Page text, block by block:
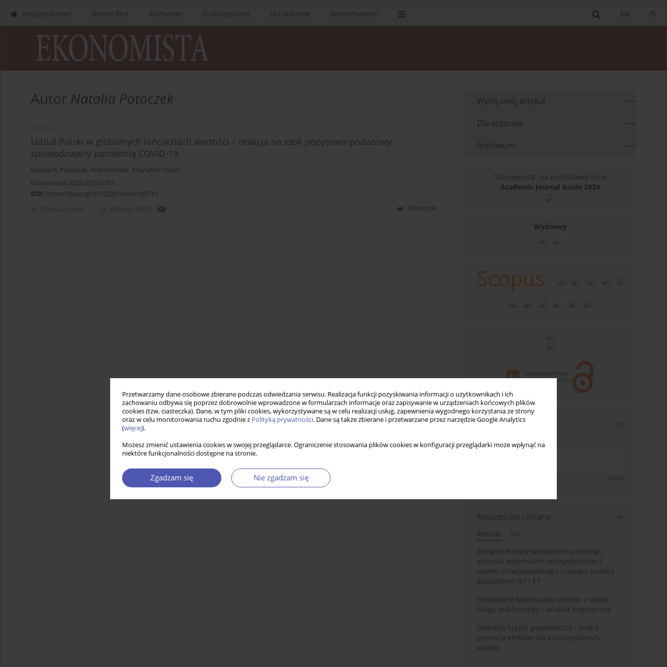
Przetwarzamy dane osobowe zbierane podczas odwiedzania serwisu. Realizacja funkcji pozyskiwania informacji o użytkownikach i ich
zachowaniu odbywa się poprzez dobrowolnie wprowadzone w formularzach informacje oraz zapisywanie w urządzeniach końcowych plików
cookies (tzw. ciasteczka). Dane, w tym pliki cookies, wykorzystywane są w celu realizacji usług, zapewnienia wygodnego korzystania ze strony
oraz w celu monitorowania ruchu zgodnie z Polityką prywatności. Dane są także zbierane i przetwarzane przez narzędzie Google Analytics
(więcej).
Możesz zmienić ustawienia cookies w swojej przeglądarce. Ograniczenie stosowania plików cookies w konfiguracji przeglądarki może wpłynąć na
niektóre funkcjonalności dostępne na stronie.
Zgadzam się Nie zgadzam się
PL
EN
Bieżący numer Online first Archiwum O czasopiśmie Dla autorów Recenzowanie
Autor Natalia Potoczek
Udział Polski w globalnych łańcuchach wartości – reakcja na szok popytowo-podażowy
spowodowany pandemią COVID-19
Natalia R. Potoczek, Ariel Michalik, Krzysztof Tokarz
Ekonomista 2025;(3):332-351
DOI: https://doi.org/10.52335/ekon/195715
Streszczenie Artykuł (PDF) Statystyki
Wyślij swój artykuł
Dla autorów
Archiwum
"Ekonomista" na prestiżowej liście
Academic Journal Guide 2024
Wydawcy
Newsletter
Wpisz swój adres email
Usuń
Najczęściej czytane
Miesiąc
Związek między wymiarami zielonego
wzrostu, trylematem energetycznym i
celami zrównoważonego rozwoju: analiza
gospodarek G7 i E7
Selektywne bankructwa państw z tytułu
długu publicznego – analiza empiryczna
Globalny kryzys gospodarczy - próba
pomiaru efektów dla poszczególnych
krajów